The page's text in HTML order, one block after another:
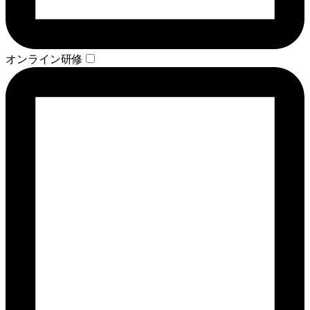
オンライン研修